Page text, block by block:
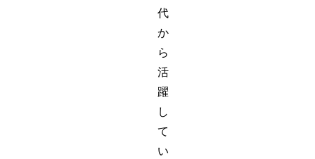
代
か
ら
活
躍
し
て
い